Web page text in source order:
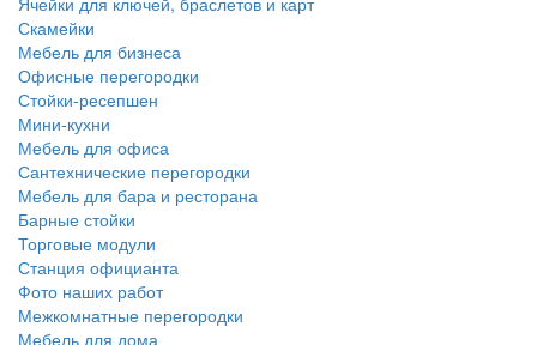
Скамейки
Мебель для бизнеса
Офисные перегородки
Стойки-ресепшен
Мини-кухни
Мебель для офиса
Сантехнические перегородки
Мебель для бара и ресторана
Барные стойки
Торговые модули
Станция официанта
Фото наших работ
Межкомнатные перегородки
Мебель для дома